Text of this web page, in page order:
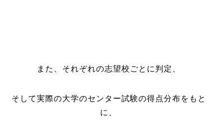
また、それぞれの志望校ごとに判定、
そして実際の大学のセンター試験の得点分布をもと
に、